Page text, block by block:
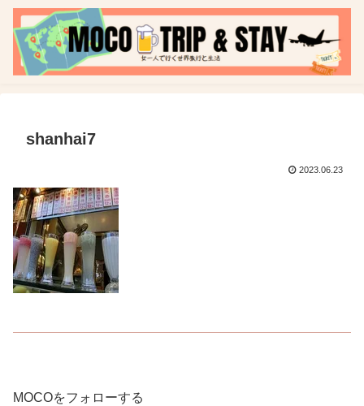
shanhai7
2023.06.23
MOCOをフォローする